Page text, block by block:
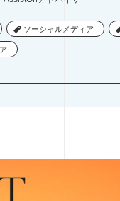
イド 課題設定
ソーシャルメディア
ソーシャルメディア